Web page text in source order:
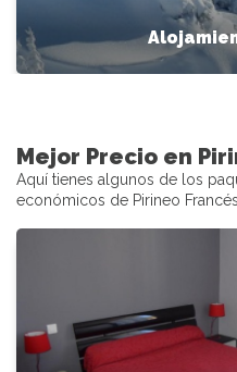
Mejor Precio en
Aquí tienes algunos de los
económicos de Pirineo Francés